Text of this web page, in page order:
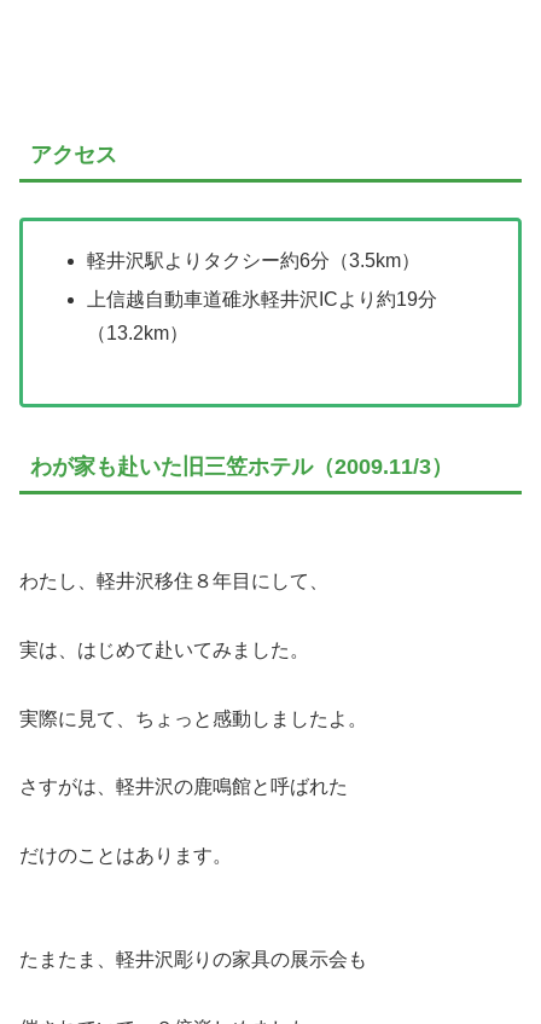
アクセス
軽井沢駅よりタクシー約6分（3.5km）
上信越自動車道碓氷軽井沢ICより約19分
（13.2km）
わが家も赴いた旧三笠ホテル（2009.11/3）
わたし、軽井沢移住８年目にして、
実は、はじめて赴いてみました。
実際に見て、ちょっと感動しましたよ。
さすがは、軽井沢の鹿鳴館と呼ばれた
だけのことはあります。
たまたま、軽井沢彫りの家具の展示会も